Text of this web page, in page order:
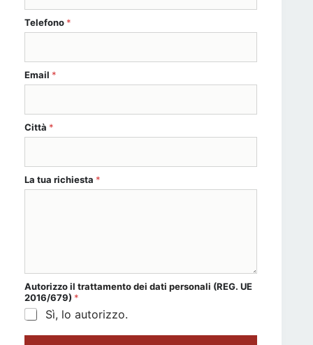
Telefono *
Email *
Città *
La tua richiesta *
Telefono Telefono Nome
Autorizzo il trattamento dei dati personali (REG. UE
2016/679) *
Sì, lo autorizzo.